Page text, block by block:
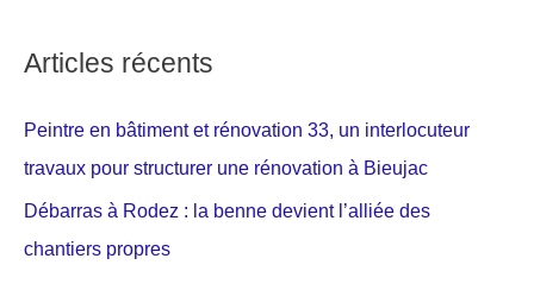
Articles récents
Peintre en bâtiment et rénovation 33, un interlocuteur
travaux pour structurer une rénovation à Bieujac
Débarras à Rodez : la benne devient l’alliée des
chantiers propres